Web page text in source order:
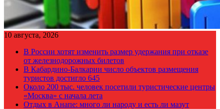
10 августа, 2026
В России хотят изменить размер удержания при отказе
от железнодорожных билетов
В Кабардино-Балкарии число объектов размещения
туристов достигло 645
Около 200 тыс. человек посетили туристические центры
«Москва» с начала лета
Отдых в Анапе: много ли народу и есть ли мазут